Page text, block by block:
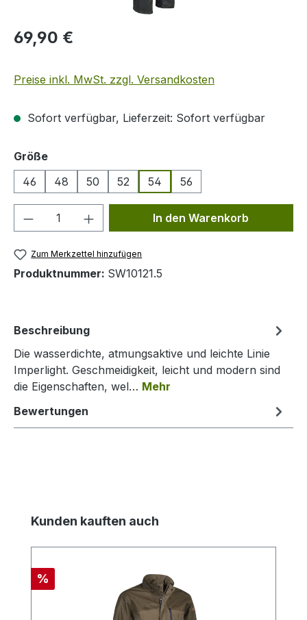
Regulärer Preis:
69,90 €
Preise inkl. MwSt. zzgl. Versandkosten
Sofort verfügbar, Lieferzeit: Sofort verfügbar
Größeauswählen
46
48 50 52 54 56
Produkt Anzahl: Gib denIn den Warenkorb
Zum Merkzettel hinzufügen
Produktnummer: SW10121.5
Beschreibung
Die wasserdichte, atmungsaktive und leichte Linie
Imperlight. Geschmeidigkeit, leicht und modern sind
die Eigenschaften, wel… Mehr
Bewertungen
Produktgalerie überspringen
Kunden kauften auch
Rabatt
%